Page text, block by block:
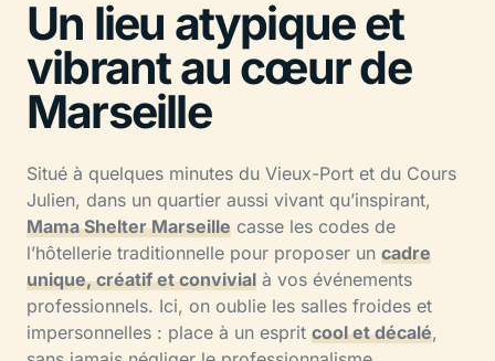
Un lieu atypique et
vibrant au cœur de
Marseille
Situé à quelques minutes du Vieux-Port et du Cours
Julien, dans un quartier aussi vivant qu’inspirant,
Mama Shelter Marseille casse les codes de
l’hôtellerie traditionnelle pour proposer un cadre
unique, créatif et convivial à vos événements
professionnels. Ici, on oublie les salles froides et
impersonnelles : place à un esprit cool et décalé,